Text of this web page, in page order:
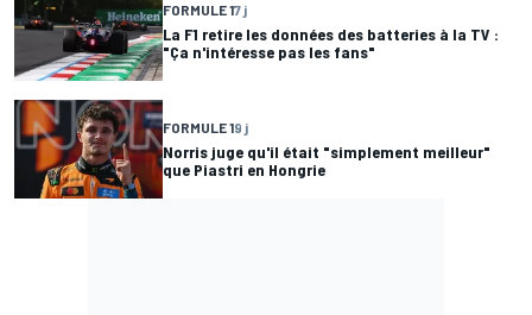
FORMULE 17 j
La F1 retire les données des batteries à la TV :
"Ça n'intéresse pas les fans"
FORMULE 19 j
Norris juge qu'il était "simplement meilleur"
que Piastri en Hongrie